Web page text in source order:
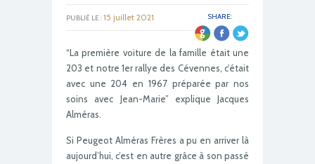
SHARE:
PUBLIÉ LE : 15 juillet 2021
“La première voiture de la famille était une
203 et notre 1er rallye des Cévennes, c’était
avec une 204 en 1967 préparée par nos
soins avec Jean-Marie” explique Jacques
Alméras.
Si Peugeot Alméras Frères a pu en arriver là
aujourd’hui, c’est en autre grâce à son passé